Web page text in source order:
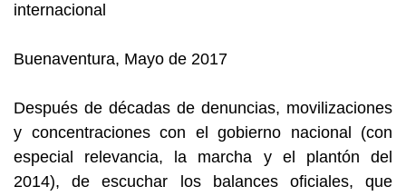
internacional
Buenaventura, Mayo de 2017
Después de décadas de denuncias, movilizaciones
y concentraciones con el gobierno nacional (con
especial relevancia, la marcha y el plantón del
2014), de escuchar los balances oficiales, que